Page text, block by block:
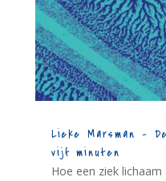
Lieke Marsman –
vijf minuten
Hoe een ziek